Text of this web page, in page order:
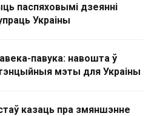
паспяховымі дзеянні
Украіны
павука: навошта ў
мэты для Украіны
казаць пра змяншэнне